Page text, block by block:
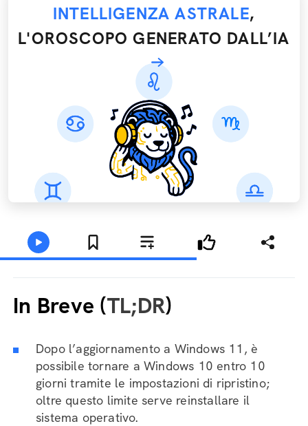
INTELLIGENZA ASTRALE,
L'OROSCOPO GENERATO DALL’IA
In Breve (TL;DR)
Dopo l’aggiornamento a Windows 11, è
possibile tornare a Windows 10 entro 10
giorni tramite le impostazioni di ripristino;
oltre questo limite serve reinstallare il
sistema operativo.